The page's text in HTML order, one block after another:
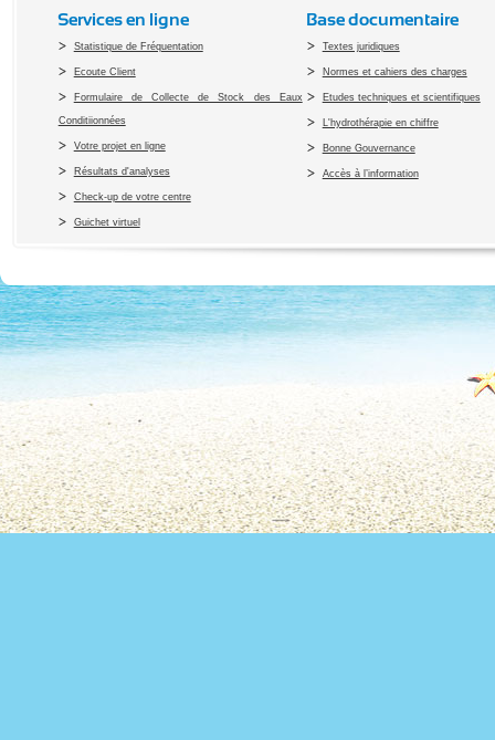
Services en ligne
Statistique de Fréquentation
Ecoute Client
Formulaire de Collecte de Stock des Eaux
Conditiionnées
Votre projet en ligne
Résultats d'analyses
Check-up de votre centre
Guichet virtuel
Base documentaire
Textes juridiques
Normes et cahiers des charges
Etudes techniques et scientifiques
L'hydrothérapie en chiffre
Bonne Gouvernance
Accès à l’information